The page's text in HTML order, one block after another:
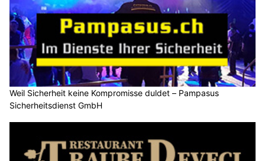
Weil Sicherheit keine Kompromisse duldet – Pampasus
Sicherheitsdienst GmbH